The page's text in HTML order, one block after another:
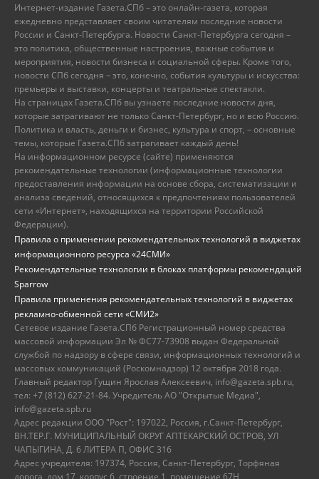
Интернет-издание Газета.СПб – это онлайн-газета, которая
ежедневно представляет своим читателям последние новости
России и Санкт-Петербурга. Новости Санкт-Петербурга сегодня –
это политика, общественные настроения, важные события и
мероприятия, новости бизнеса и социальной сферы. Кроме того,
новости СПб сегодня – это, конечно, события культуры и искусства:
премьеры и выставки, концерты и театральные спектакли.
На страницах Газета.СПб вы узнаете последние новости дня,
которые затрагивают не только Санкт-Петербург, но и всю Россию.
Политика и власть, деньги и бизнес, культура и спорт, – основные
темы, которые Газета.СПб затрагивает каждый день!
На информационном ресурсе (сайте) применяются
рекомендательные технологии (информационные технологии
предоставления информации на основе сбора, систематизации и
анализа сведений, относящихся к предпочтениям пользователей
сети «Интернет», находящихся на территории Российской
Федерации).
Правила о применении рекомендательных технологий в виджетах
информационного ресурса «24СМИ»
Рекомендательные технологии в блоках платформы рекомендаций
Sparrow
Правила применения рекомендательных технологий в виджетах
рекламно-обменной сети «СМИ2»
Сетевое издание Газета.СПб Регистрационный номер средства
массовой информации Эл № ФС77-73908 выдан Федеральной
службой по надзору в сфере связи, информационных технологий и
массовых коммуникаций (Роскомнадзор) 12 октября 2018 года.
Главный редактор Гущин Ярослав Алексеевич, info@gazeta.spb.ru,
тел: +7 (812) 627-21-84. Учредитель АО "Открытые Медиа",
info@gazeta.spb.ru
Адрес редакции ООО "Рост": 197022, Россия, г.Санкт-Петербург,
ВН.ТЕР.Г. МУНИЦИПАЛЬНЫЙ ОКРУГ АПТЕКАРСКИЙ ОСТРОВ, УЛ
ЧАПЫГИНА, Д. 6 ЛИТЕРА П, ОФИС 316
Адрес учредителя: 197374, Россия, Санкт-Петербург, Торфяная
дорога, дом 17, корпус 6, строение 1, помещение 67Н